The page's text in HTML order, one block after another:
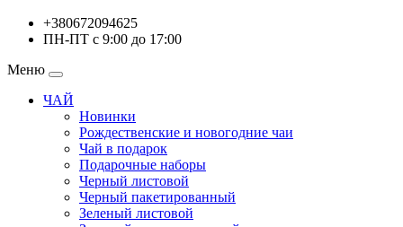
+380672094625
ПН-ПТ с 9:00 до 17:00
Меню
ЧАЙ
Новинки
Рождественские и новогодние чаи
Чай в подарок
Подарочные наборы
Черный листовой
Черный пакетированный
Зеленый листовой